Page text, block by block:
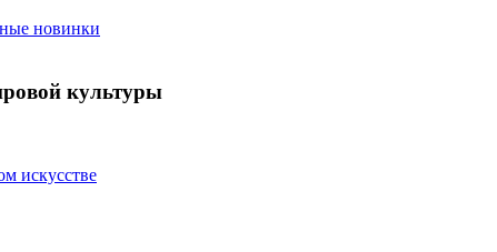
новинки
культуры
искусстве